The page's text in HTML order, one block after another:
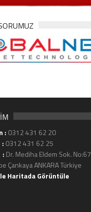
: 0312 431 62 20
0312 431 62 25
: Dr. Mediha Eldem Sok. No:67
Çankaya ANKARA Türkiye
Haritada Görüntüle